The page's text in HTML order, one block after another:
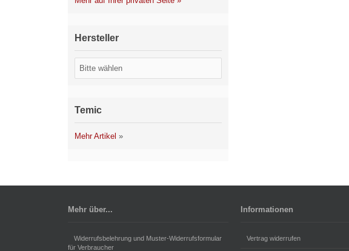
Hersteller
Temic
Mehr Artikel »
Mehr über...
Widerrufsbelehrung und Muster-Widerrufsformular
für Verbraucher
Informationen
Vertrag widerrufen